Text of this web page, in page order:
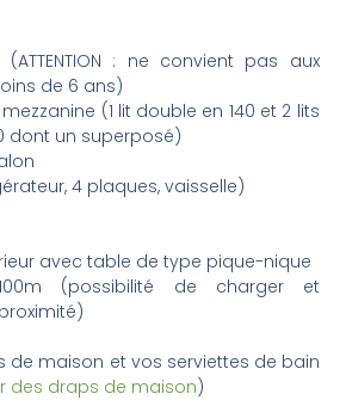
: ne convient pas aux
de 6 ans)
(1 lit double en 140 et 2 lits
dont un superposé)
4 plaques, vaisselle)
avec table de type pique-nique
(possibilité de charger et
de maison et vos serviettes de bain
des draps de maison)